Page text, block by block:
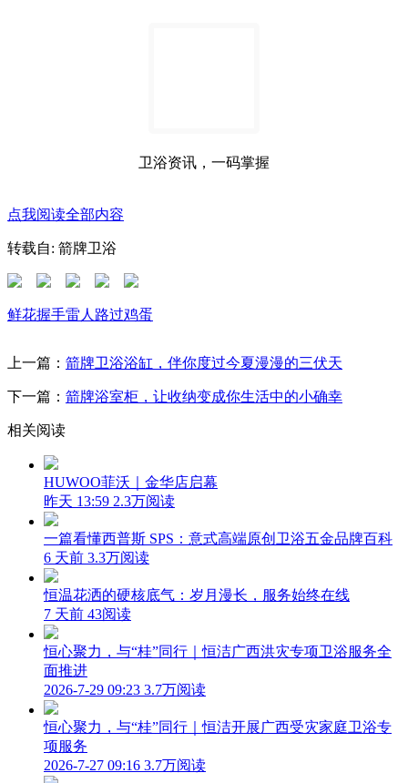
卫浴资讯，一码掌握
点我阅读全部内容
转载自: 箭牌卫浴
鲜花握手雷人 路过鸡蛋
上一篇： 箭牌卫浴浴缸，伴你度过今夏漫漫的三伏天
下一篇： 箭牌浴室柜，让收纳变成你生活中的小确幸
相关阅读
HUWOO菲沃｜金华店启幕
昨天 13:59 2.3万阅读
一篇看懂西普斯 SPS：意式高端原创卫浴五金品牌百科
6 天前 3.3万阅读
恒温花洒的硬核底气：岁月漫长，服务始终在线
7 天前 43阅读
恒心聚力，与“桂”同行｜恒洁广西洪灾专项卫浴服务全
面推进
2026-7-29 09:23 3.7万阅读
恒心聚力，与“桂”同行｜恒洁开展广西受灾家庭卫浴专
项服务
2026-7-27 09:16 3.7万阅读